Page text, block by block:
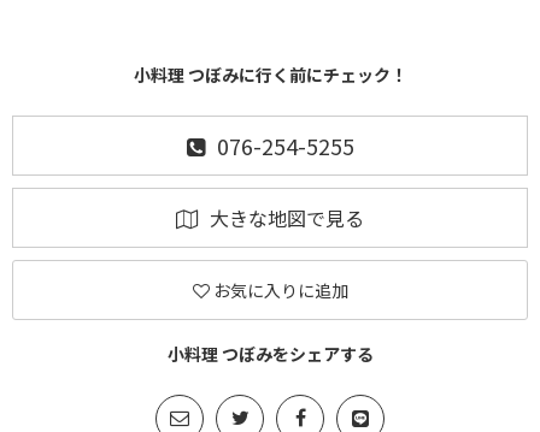
小料理 つぼみに行く前にチェック！
076-254-5255
大きな地図で見る
お気に入りに追加
小料理 つぼみをシェアする